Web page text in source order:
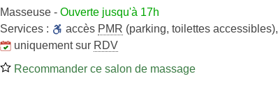
Masseuse - Ouverte jusqu'à 17h
Services :
accès PMR (parking, toilettes accessibles),
uniquement sur RDV
Recommander ce salon de massage